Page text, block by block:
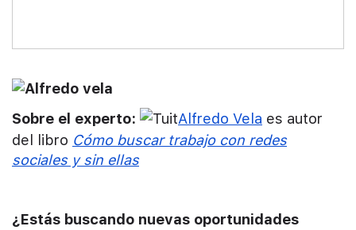
Sobre el experto: Alfredo Vela es autor
del libro Cómo buscar trabajo con redes
sociales y sin ellas
¿Estás buscando nuevas oportunidades